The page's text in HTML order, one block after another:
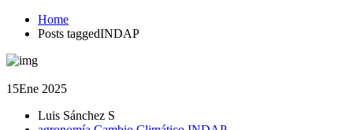
Home
Posts taggedINDAP
15Ene 2025
Luis Sánchez S